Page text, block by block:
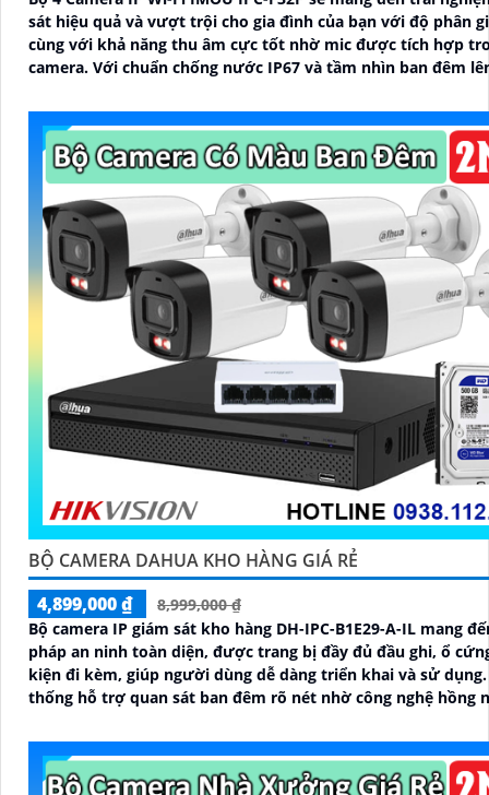
sát hiệu quả và vượt trội cho gia đình của bạn với độ phân
cùng với khả năng thu âm cực tốt nhờ mic được tích hợp
camera. Với chuẩn chống nước IP67 và tầm nhìn ban đêm lên tới
BỘ CAMERA DAHUA KHO HÀNG GIÁ RẺ
4,899,000 ₫
8,999,000 ₫
Bộ camera IP giám sát kho hàng DH-IPC-B1E29-A-IL mang
pháp an ninh toàn diện, được trang bị đầy đủ đầu ghi, ổ
kiện đi kèm, giúp người dùng dễ dàng triển khai và sử dụng.
thống hỗ trợ quan sát ban đêm rõ nét nhờ công nghệ hồng
thông minh, giúp đảm bảo an toàn tuyệt đối cho khu vực